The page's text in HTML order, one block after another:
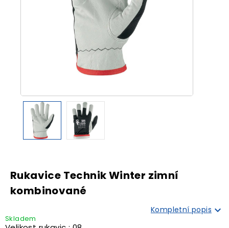
Rukavice Technik Winter zimní
kombinované
Kompletní popis 
Skladem